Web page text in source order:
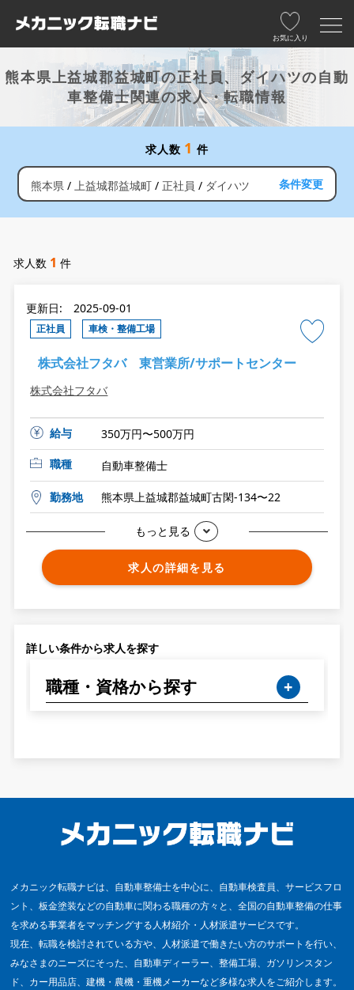
お気に入り
熊本県上益城郡益城町の正社員、ダイハツの自動
車整備士関連の求人・転職情報
求人数 1 件
熊本県 上益城郡益城町 正社員 ダイハツ 条件変更
求人数 1 件
更新日: 2025-09-01
正社員 車検・整備工場
株式会社フタバ 東営業所/サポートセンター
株式会社フタバ
給与
350万円〜500万円
職種
自動車整備士
勤務地 熊本県上益城郡益城町古閑-134〜22
もっと見る
求人の詳細を見る
詳しい条件から求人を探す
職種・資格から探す
メカニック転職ナビは、自動車整備士を中心に、自動車検査員、サービスフロ
ント、板金塗装などの自動車に関わる職種の方々と、全国の自動車整備の仕事
を求める事業者をマッチングする人材紹介・人材派遣サービスです。
現在、転職を検討されている方や、人材派遣で働きたい方のサポートを行い、
みなさまのニーズにそった、自動車ディーラー、整備工場、ガソリンスタン
ド、カー用品店、建機・農機・重機メーカーなど多様な求人をご紹介します。